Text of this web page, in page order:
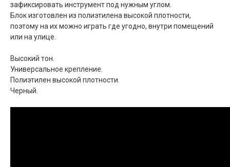
зафиксировать инструмент под нужным углом.
Блок изготовлен из полиэтилена высокой плотности,
поэтому на их можно играть где угодно, внутри помещений
или на улице.
Высокий тон.
Универсальное крепление.
Полиэтилен высокой плотности.
Черный.